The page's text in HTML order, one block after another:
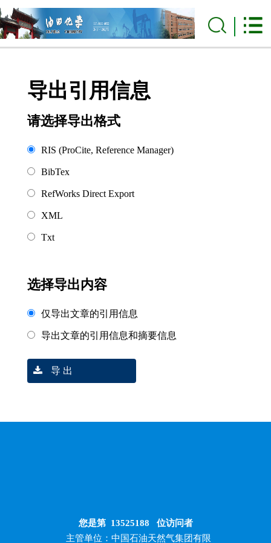
导出引用信息
请选择导出格式
RIS (ProCite, Reference Manager)
BibTex
RefWorks Direct Export
XML
Txt
选择导出内容
仅导出文章的引用信息
导出文章的引用信息和摘要信息
导 出
您是第 13525188 位访问者
主管单位：中国石油天然气集团有限